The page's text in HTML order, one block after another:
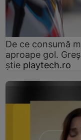
De ce consumă
aproape gol.
știe playtech.ro